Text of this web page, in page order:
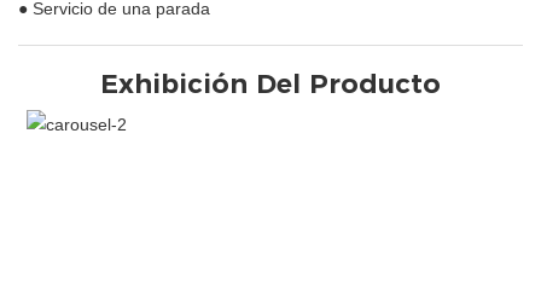
● Servicio de una parada
Exhibición Del Producto